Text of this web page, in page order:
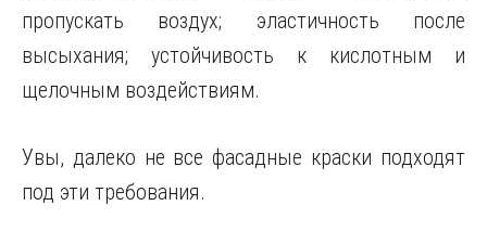
пропускать воздух; эластичность после
высыхания; устойчивость к кислотным и
щелочным воздействиям.
Увы, далеко не все фасадные краски подходят
под эти требования.